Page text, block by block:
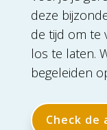
deze
de tijd om te
los te laten.
begeleiden
Check de